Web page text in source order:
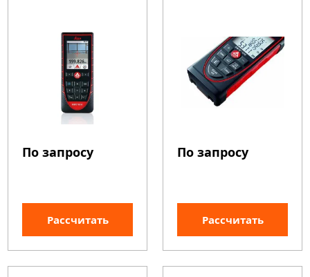
По запросу
Рассчитать
По запросу
Рассчитать